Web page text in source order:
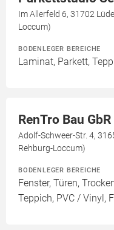
Im Allerfeld 6, 31702
Loccum)
BODENLEGER BEREICHE
Laminat, Parkett,
RenTro Bau GbR
Adolf-Schweer-Str. 4,
Rehburg-Loccum)
BODENLEGER BEREICHE
Fenster, Türen,
Teppich, PVC / Vinyl,